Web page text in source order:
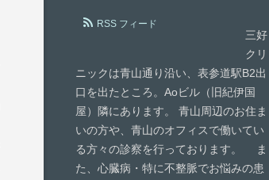
RSS フィード
三好
クリ
ニックは青山通り沿い、表参道駅B2出
口を出たところ。Aoビル（旧紀伊国
屋）隣にあります。 青山周辺のお住ま
いの方や、青山のオフィスで働いてい
る方々の診察を行っております。 ま
た、心臓病・特に不整脈でお悩みの患